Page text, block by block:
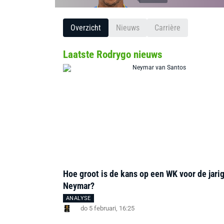
Overzicht Nieuws Carrière
Laatste Rodrygo nieuws
Hoe groot is de kans op een WK voor de
Neymar?
ANALYSE
do 5 februari, 16:25